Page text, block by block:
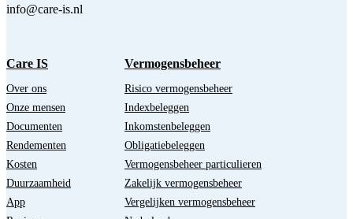
info@care-is.nl
Care IS
Over ons
Onze mensen
Documenten
Rendementen
Kosten
Duurzaamheid
App
Vermogensbeheer
Risico vermogensbeheer
Indexbeleggen
Inkomstenbeleggen
Obligatiebeleggen
Vermogensbeheer particulieren
Zakelijk vermogensbeheer
Vergelijken vermogensbeheer